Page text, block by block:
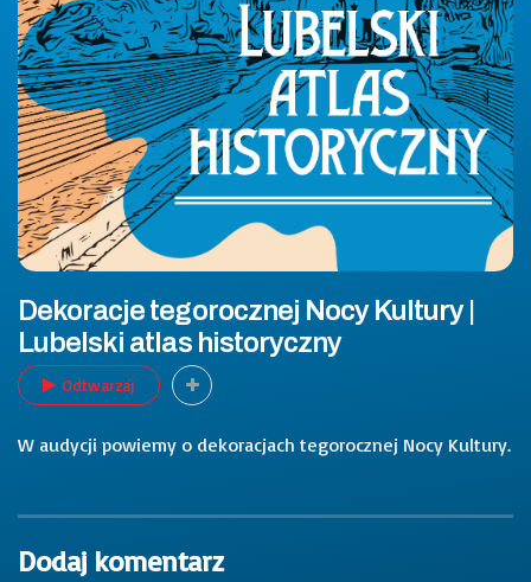
Dekoracje tegorocznej Nocy Kultury |
Lubelski atlas historyczny
Odtwarzaj
W audycji powiemy o dekoracjach tegorocznej Nocy Kultury.
Dodaj komentarz